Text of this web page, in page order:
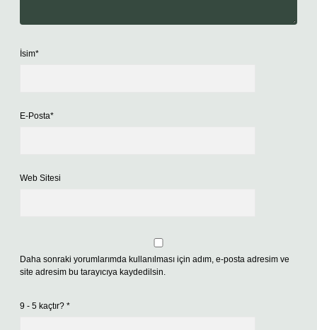
İsim*
E-Posta*
Web Sitesi
Daha sonraki yorumlarımda kullanılması için adım, e-posta adresim ve
site adresim bu tarayıcıya kaydedilsin.
9 - 5 kaçtır? *